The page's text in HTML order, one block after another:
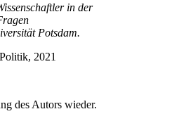
in der
Potsdam.
2021
des Autors wieder.